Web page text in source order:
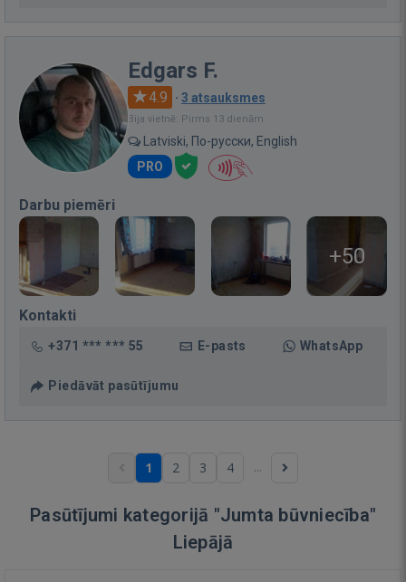
Edgars F.
4.9 · 3 atsauksmes
Bija vietnē: Pirms 13 dienām
Latviski, По-русски, English
PRO
Darbu piemēri
+50
Kontakti
+371 *** *** 55 E-pasts WhatsApp
Piedāvāt pasūtījumu
1 2 3 4 ...
Pasūtījumi kategorijā "Jumta būvniecība"
Liepājā